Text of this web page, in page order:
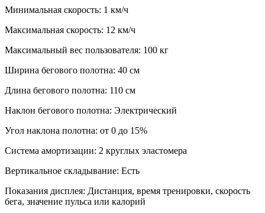
Минимальная скорость: 1 км/ч
Максимальная скорость: 12 км/ч
Максимальный вес пользователя: 100 кг
Ширина бегового полотна: 40 см
Длина бегового полотна: 110 см
Наклон бегового полотна: Электрический
Угол наклона полотна: от 0 до 15%
Система амортизации: 2 круглых эластомера
Вертикальное складывание: Есть
Показания дисплея: Дистанция, время тренировки, скорость
бега, значение пульса или калорий